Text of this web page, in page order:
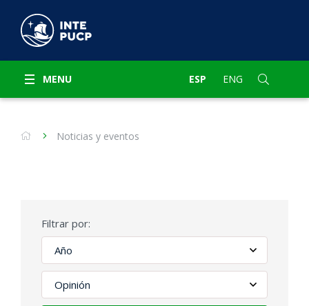
MENU ESP ENG
Noticias y eventos
Filtrar por: